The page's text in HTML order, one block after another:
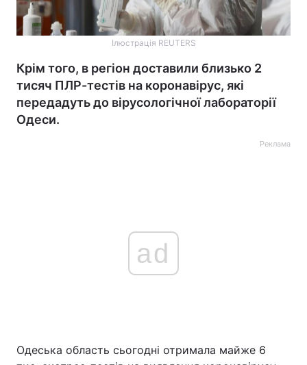
Головна Війна
Ілюстрація REUTERS
Крім того, в регіон доставили близько 2
тисяч ПЛР-тестів на коронавірус, які
передадуть до вірусологічної лабораторії
Одеси.
Реклама
ad
Одеська область сьогодні отримала майже 6